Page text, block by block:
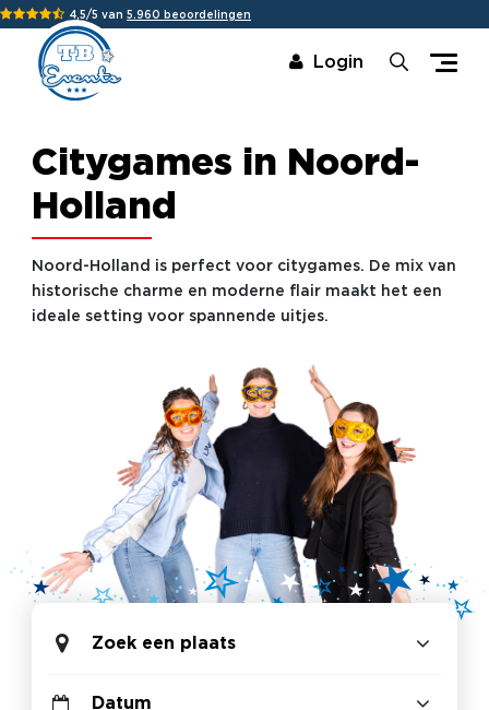
4,5/5 van 5.960 beoordelingen
Login
Citygames in Noord-
Holland
Noord-Holland is perfect voor citygames. De mix van
historische charme en moderne flair maakt het een
ideale setting voor spannende uitjes.
Zoek een plaats